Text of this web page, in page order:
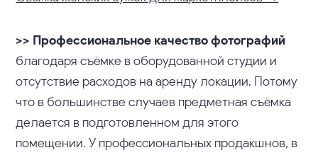
>> Профессиональное качество фотографий
благодаря съёмке в оборудованной студии и
отсутствие расходов на аренду локации. Потому
что в большинстве случаев предметная съёмка
делается в подготовленном для этого
помещении. У профессиональных продакшнов, в